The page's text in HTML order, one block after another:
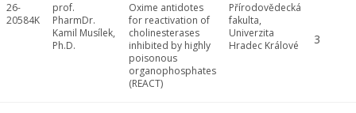
26-
20584K
prof.
PharmDr.
Kamil Musílek,
Ph.D.
Oxime antidotes
for reactivation of
cholinesterases
inhibited by highly
poisonous
organophosphates
(REACT)
Přírodovědecká
fakulta,
Univerzita
Hradec Králové
3